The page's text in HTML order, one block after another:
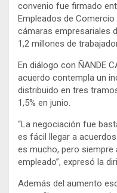
convenio fue firmado
Empleados de Comercio
cámaras empresariales
1,2 millones de
En diálogo con ÑANDE
acuerdo contempla un
distribuido en tres
1,5% en junio.
“La negociación fue
es fácil llegar a
es mucho, pero siempre
empleado”, expresó la
Además del aumento